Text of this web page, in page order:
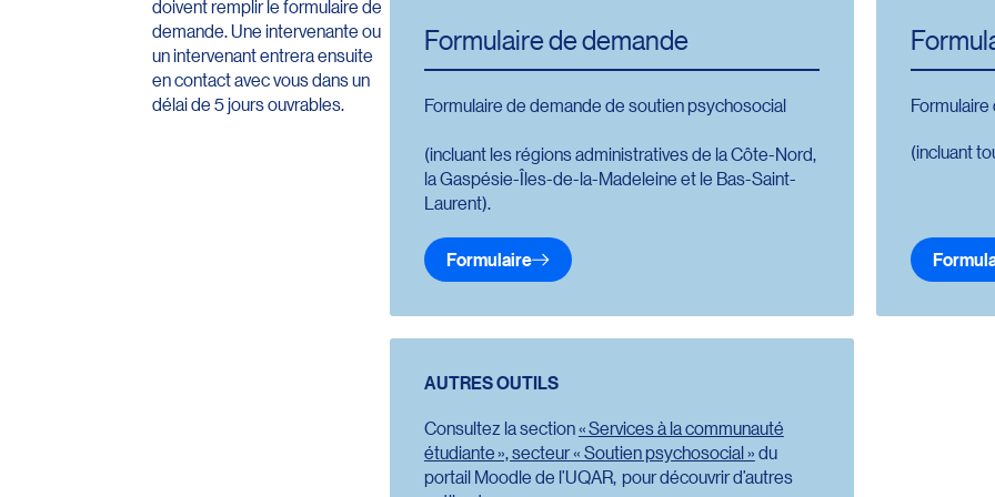
doivent remplir le formulaire de
demande. Une intervenante ou
un intervenant entrera ensuite
en contact avec vous dans un
délai de 5 jours ouvrables.
Formulaire de demande
Formulaire de demande de soutien psychosocial
(incluant les régions administratives de la Côte-Nord,
la Gaspésie-Îles-de-la-Madeleine et le Bas-Saint-
Laurent).
Formulaire
Redirection vers l’url : https://sondage.uqar.ca/index.php/
(incluant
AUTRES OUTILS
Consultez la section« Services à la communauté
étudiante », secteur « Soutien psychosocial »du
portail Moodle de l’UQAR, pour découvrir d’autres